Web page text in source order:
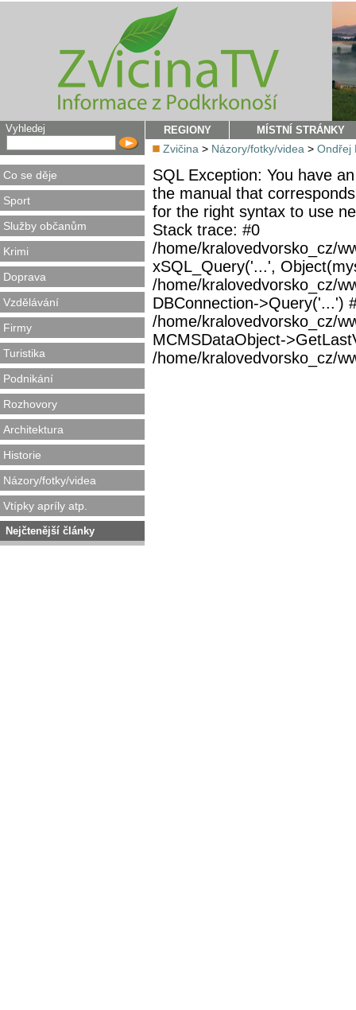
Vyhledej
Co se děje
Sport
Služby občanům
Krimi
Doprava
Vzdělávání
Firmy
Turistika
Podnikání
Rozhovory
Architektura
Historie
Názory/fotky/videa
Vtípky apríly atp.
Nejčtenější články
REGIONY MÍSTNÍ STRÁNKY
Zvičina > Názory/fotky/videa > Ondřej
SQL Exception: You have
the manual that
for the right syntax to use
Stack trace: #0
/home/kralovedvorsko_cz/
xSQL_Query('...',
/home/kralovedvorsko_cz/
DBConnection->Query('...')
/home/kralovedvorsko_cz/
MCMSDataObject-
/home/kralovedvorsko_cz/